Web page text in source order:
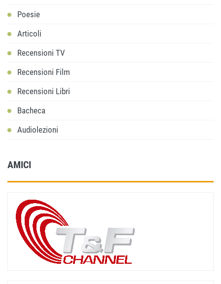
Poesie
Articoli
Recensioni TV
Recensioni Film
Recensioni Libri
Bacheca
Audiolezioni
AMICI